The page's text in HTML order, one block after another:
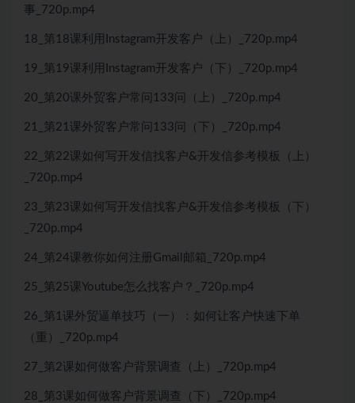
事_720p.mp4
18_第18课利用Instagram开发客户（上）_720p.mp4
19_第19课利用Instagram开发客户（下）_720p.mp4
20_第20课外贸客户常问133问（上）_720p.mp4
21_第21课外贸客户常问133问（下）_720p.mp4
22_第22课如何写开发信找客户&开发信参考模板（上）
_720p.mp4
23_第23课如何写开发信找客户&开发信参考模板（下）
_720p.mp4
24_第24课教你如何注册Gmail邮箱_720p.mp4
25_第25课Youtube怎么找客户？_720p.mp4
26_第1课外贸逼单技巧（一）：如何让客户快速下单
（重）_720p.mp4
27_第2课如何做客户背景调查（上）_720p.mp4
28_第3课如何做客户背景调查（下）_720p.mp4